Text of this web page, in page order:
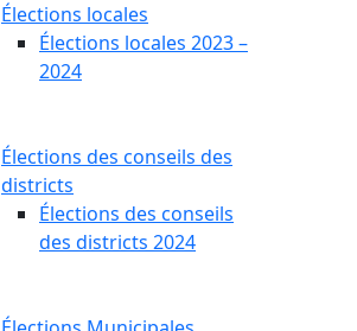
Élections locales
Élections locales 2023 –
2024
Élections des conseils des
districts
Élections des conseils
des districts 2024